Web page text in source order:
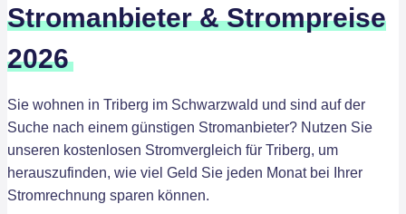
Stromanbieter & Strompreise
2026
Sie wohnen in Triberg im Schwarzwald und sind auf der
Suche nach einem günstigen Stromanbieter? Nutzen Sie
unseren kostenlosen Stromvergleich für Triberg, um
herauszufinden, wie viel Geld Sie jeden Monat bei Ihrer
Stromrechnung sparen können.